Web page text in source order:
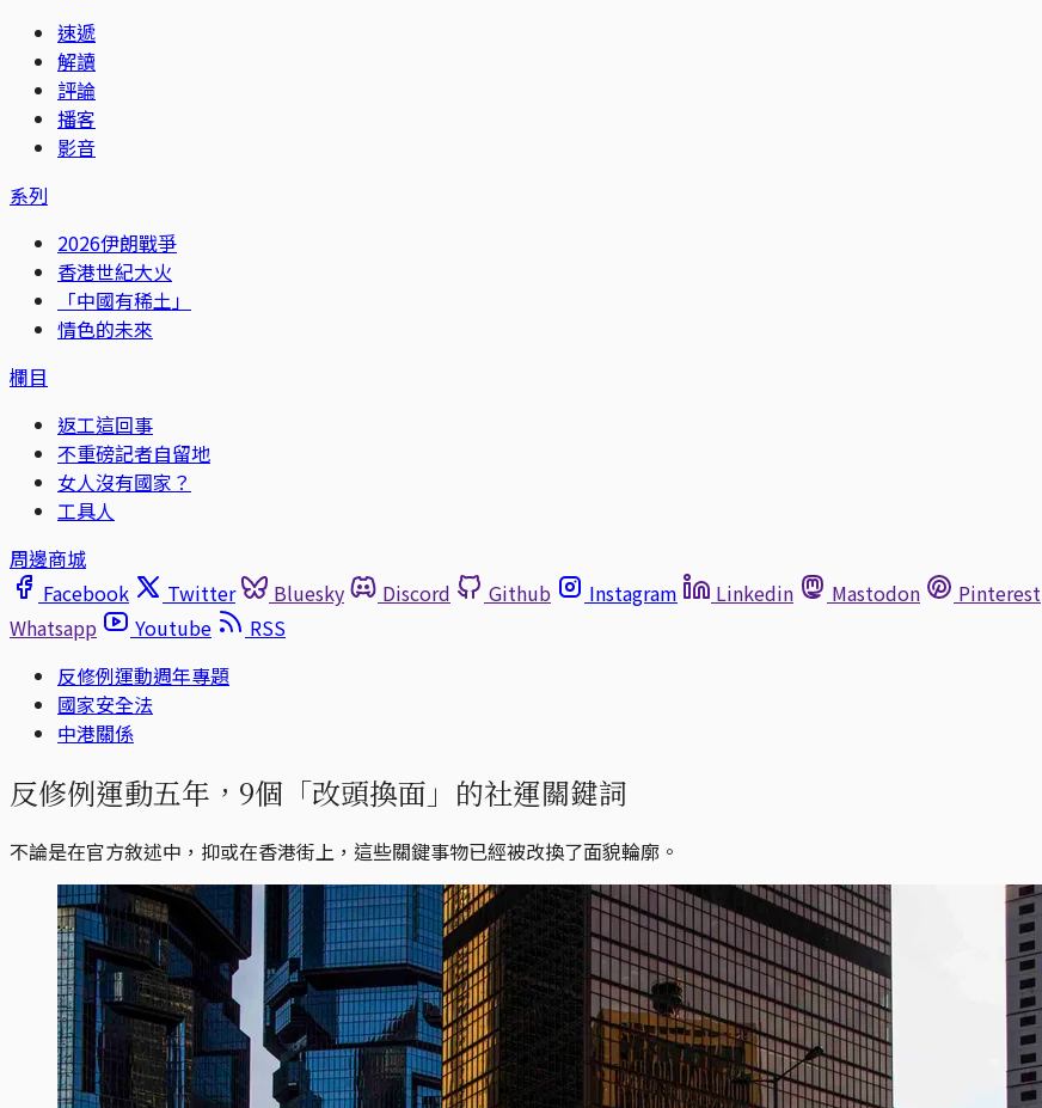
速遞
解讀
評論
播客
影音
系列
2026伊朗戰爭
香港世紀大火
「中國有稀土」
情色的未來
欄目
返工這回事
不重磅記者自留地
女人沒有國家？
工具人
周邊商城
Facebook
Twitter Bluesky Discord Github Instagram Linkedin Mastodon Pinterest
Whatsapp
Youtube
RSS
反修例運動週年專題
國家安全法
中港關係
反修例運動五年，9個「改頭換面」的社運關鍵詞
不論是在官方敘述中，抑或在香港街上，這些關鍵事物已經被改換了面貌輪廓。